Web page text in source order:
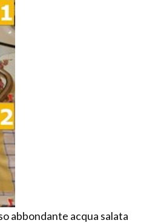
abbondante acqua salata